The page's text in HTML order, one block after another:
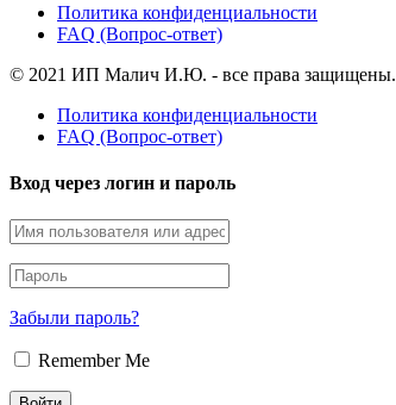
Политика конфиденциальности
FAQ (Вопрос-ответ)
© 2021 ИП Малич И.Ю. - все права защищены.
Политика конфиденциальности
FAQ (Вопрос-ответ)
Вход через логин и пароль
Забыли пароль?
Remember Me